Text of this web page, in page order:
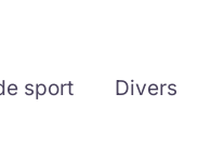
sport Divers